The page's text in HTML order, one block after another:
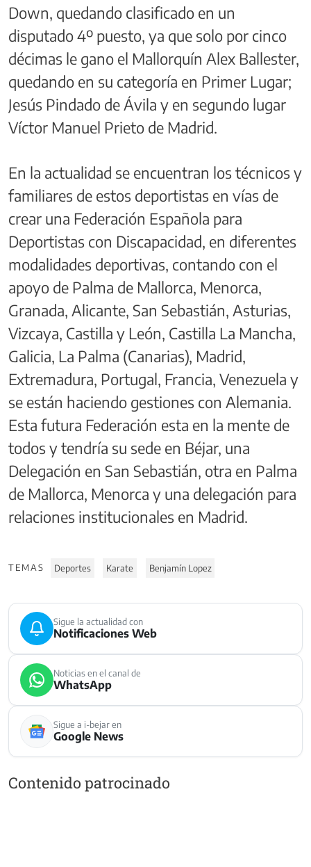
Down, quedando clasificado en un
disputado 4º puesto, ya que solo por cinco
décimas le gano el Mallorquín Alex Ballester,
quedando en su categoría en Primer Lugar;
Jesús Pindado de Ávila y en segundo lugar
Víctor Manuel Prieto de Madrid.
En la actualidad se encuentran los técnicos y
familiares de estos deportistas en vías de
crear una Federación Española para
Deportistas con Discapacidad, en diferentes
modalidades deportivas, contando con el
apoyo de Palma de Mallorca, Menorca,
Granada, Alicante, San Sebastián, Asturias,
Vizcaya, Castilla y León, Castilla La Mancha,
Galicia, La Palma (Canarias), Madrid,
Extremadura, Portugal, Francia, Venezuela y
se están haciendo gestiones con Alemania.
Esta futura Federación esta en la mente de
todos y tendría su sede en Béjar, una
Delegación en San Sebastián, otra en Palma
de Mallorca, Menorca y una delegación para
relaciones institucionales en Madrid.
TEMAS Deportes Karate Benjamín Lopez
Sigue la actualidad con
Notificaciones Web
Noticias en el canal de
WhatsApp
Sigue a i-bejar en
Google News
Contenido patrocinado